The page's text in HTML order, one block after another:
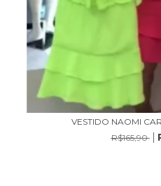
VESTIDO NAOMI
R$165,90